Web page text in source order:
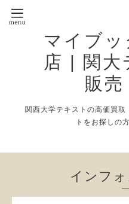
マイブッ
店 | 関大
販売
関西大学テキストの高価買
トをお探しの
インフ